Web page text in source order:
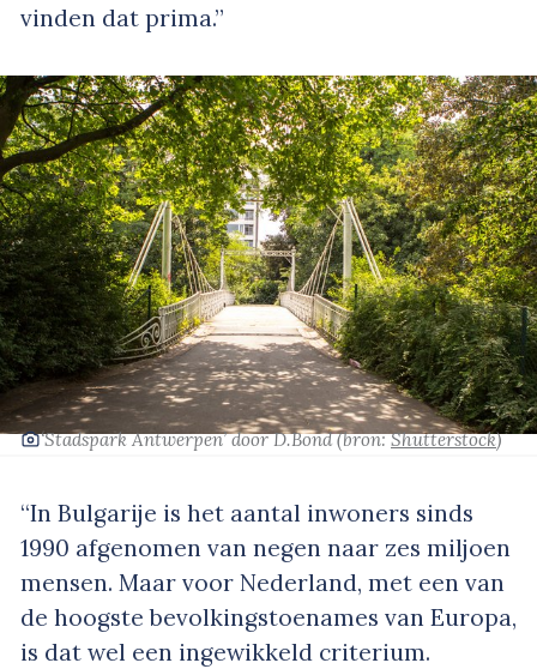
vinden dat prima.”
‘Stadspark Antwerpen’door D.Bond(bron:Shutterstock)
“In Bulgarije is het aantal inwoners sinds
1990 afgenomen van negen naar zes miljoen
mensen. Maar voor Nederland, met een van
de hoogste bevolkingstoenames van Europa,
is dat wel een ingewikkeld criterium.